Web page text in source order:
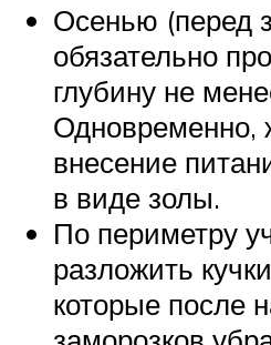
Осенью (перед
обязательно
глубину не
Одновременно,
внесение
в виде золы.
По периметру
разложить
которые после